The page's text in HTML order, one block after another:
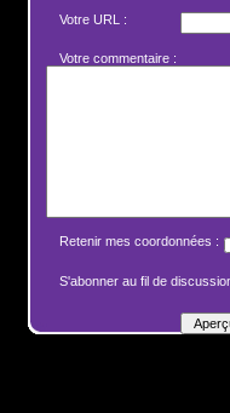
Votre URL :
Votre commentaire :
Retenir mes coordonnées :
S'abonner au fil de